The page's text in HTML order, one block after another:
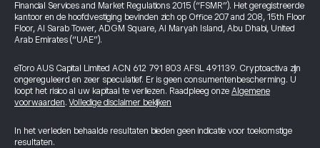
Financial Services and Market Regulations 2015 (“FSMR”). Het geregistreerde
kantoor en de hoofdvestiging bevinden zich op Office 207 and 208, 15th Floor
Floor, Al Sarab Tower, ADGM Square, Al Maryah Island, Abu Dhabi, United
Arab Emirates (“UAE”).
eToro AUS Capital Limited ACN 612 791 803 AFSL 491139. Cryptoactiva zijn
ongereguleerd en zeer speculatief. Er is geen consumentenbescherming. U
loopt het risico al uw kapitaal te verliezen. Raadpleeg onze Algemene
voorwaarden.Volledige disclaimer bekijken
In het verleden behaalde resultaten bieden geen indicatie voor toekomstige
resultaten.